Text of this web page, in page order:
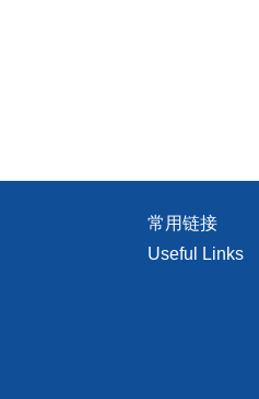
常用链接
Useful Links